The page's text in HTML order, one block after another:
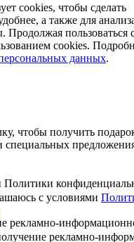
cookies, чтобы сделать
а также для
Продолжая пользоваться
cookies.
данных.
чтобы получить
специальных
Политики
с условиями
рекламно-
рекламно-